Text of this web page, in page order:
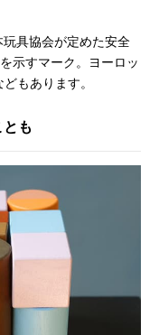
木を使ったナ
玩具協会が定めた安全
示すマーク。ヨーロッ
もあります。
も